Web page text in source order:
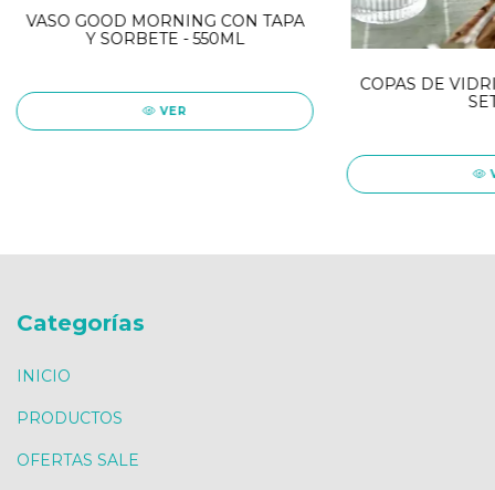
VASO GOOD MORNING CON TAPA
Y SORBETE - 550ML
VER
COPAS DE
Categorías
INICIO
PRODUCTOS
OFERTAS SALE